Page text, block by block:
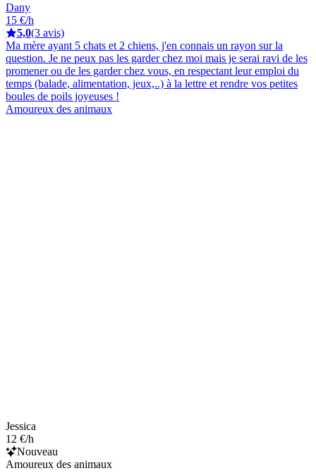
Dany
15 €/h
5,0(3 avis)
Ma mère ayant 5 chats et 2 chiens, j'en connais un rayon sur la
question. Je ne peux pas les garder chez moi mais je serai ravi de les
promener ou de les garder chez vous, en respectant leur emploi du
temps (balade, alimentation, jeux,..) à la lettre et rendre vos petites
boules de poils joyeuses !
Amoureux des animaux
Jessica
12 €/h
Nouveau
Amoureux des animaux